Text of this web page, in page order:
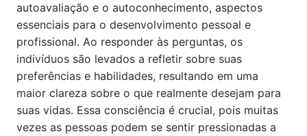
autoavaliação e o autoconhecimento, aspectos
essenciais para o desenvolvimento pessoal e
profissional. Ao responder às perguntas, os
indivíduos são levados a refletir sobre suas
preferências e habilidades, resultando em uma
maior clareza sobre o que realmente desejam para
suas vidas. Essa consciência é crucial, pois muitas
vezes as pessoas podem se sentir pressionadas a